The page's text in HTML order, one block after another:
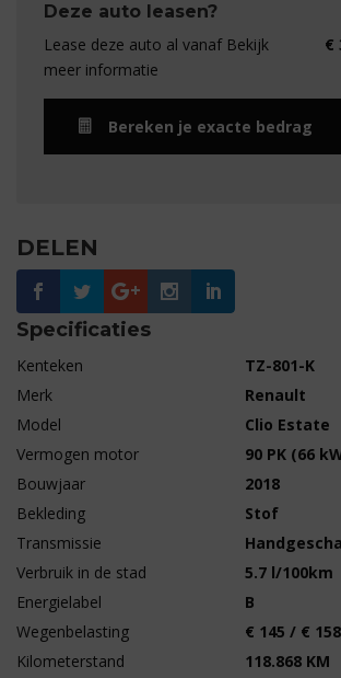
Deze auto leasen?
Lease deze auto al vanaf Bekijk
meer informatie
€
Bereken je exacte bedrag
DELEN
Specificaties
Kenteken
TZ-801-K
Merk
Renault
Model
Clio Estate
Vermogen motor
90 PK (66
Bouwjaar
2018
Bekleding
Stof
Transmissie
Verbruik in de stad
5.7 l/100km
Energielabel
B
Wegenbelasting
€ 145 / €
Kilometerstand
118.868 KM